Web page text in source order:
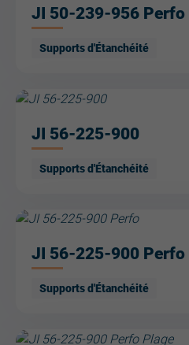
JI 50-239-956 Perfo
Supports d'Étanchéité
JI 56-225-900
Supports d'Étanchéité
JI 56-225-900 Perfo
Supports d'Étanchéité